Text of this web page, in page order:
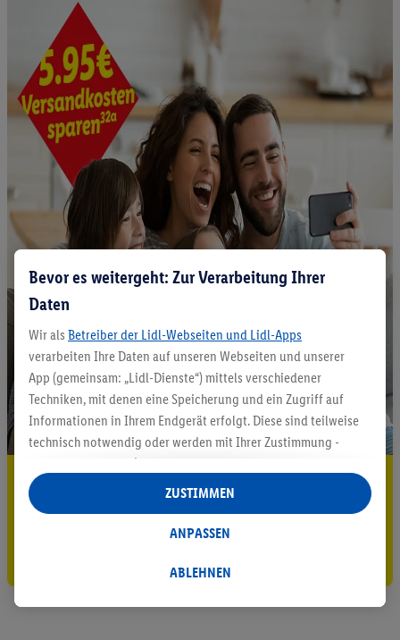
5.95 € Versand sparen³²ᵃ
Jetzt zum Newsletter anmelden
Bevor es weitergeht: Zur Verarbeitung Ihrer
Daten
Wir als Betreiber der Lidl-Webseiten und Lidl-Apps
verarbeiten Ihre Daten auf unseren Webseiten und unserer
App (gemeinsam: „Lidl-Dienste“) mittels verschiedener
Techniken, mit denen eine Speicherung und ein Zugriff auf
Informationen in Ihrem Endgerät erfolgt. Diese sind teilweise
technisch notwendig oder werden mit Ihrer Zustimmung -
auch durch Partner (u.a.
Verantwortliche; im Zusammenhang mit dem IAB TCF
insgesamt
Statistik-Erstellung oder für personalisierte Werbung
Datenverarbeitungen für personalisierte Werbung werden
ABLEHNEN
ANPASSEN
ZUSTIMMEN